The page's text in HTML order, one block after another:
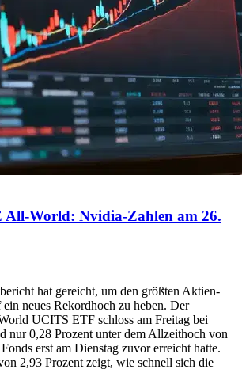
All-World: Nvidia-Zahlen am 26.
hat gereicht, um den größten Aktien-
neues Rekordhoch zu heben. Der
UCITS ETF schloss am Freitag bei
nur 0,28 Prozent unter dem Allzeithoch von
erst am Dienstag zuvor erreicht hatte.
2,93 Prozent zeigt, wie schnell sich die